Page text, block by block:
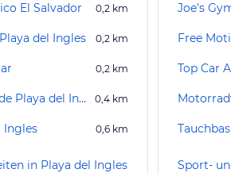
El Salvador 0,2 km
del Ingles 0,2 km
0,2 km
Strandpromenade Playa del Inglés 0,4 km
Ingles 0,6 km
in Playa del Ingles
Joe's
Free
Top Car